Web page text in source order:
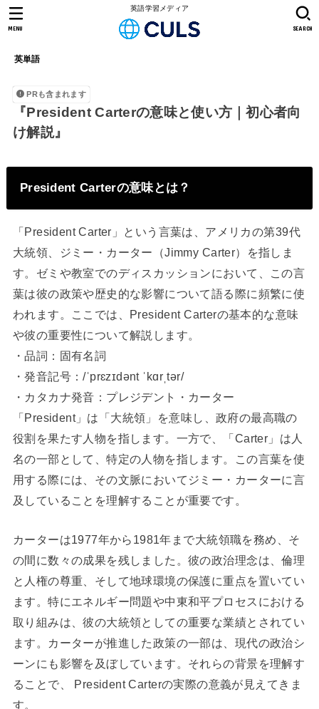
英語学習メディア
英単語
SEARCH
MENU
PRも含まれます
『President Carterの意味と使い方｜初心者向
け解説』
President Carterの意味とは？
「President Carter」という言葉は、アメリカの第39代
大統領、ジミー・カーター（Jimmy Carter）を指しま
す。ゼミや教室でのディスカッションにおいて、この言
葉は彼の政策や歴史的な影響について語る際に頻繁に使
われます。ここでは、President Carterの基本的な意味
や彼の重要性について解説します。
・品詞：固有名詞
・発音記号：/ˈprɛzɪdənt ˈkɑrˌtər/
・カタカナ発音：プレジデント・カーター
「President」は「大統領」を意味し、政府の最高職の
役割を果たす人物を指します。一方で、「Carter」は人
名の一部として、特定の人物を指します。この言葉を使
用する際には、その文脈においてジミー・カーターに言
及していることを理解することが重要です。
カーターは1977年から1981年まで大統領職を務め、そ
の間に数々の成果を残しました。彼の政治理念は、倫理
と人権の尊重、そして地球環境の保護に重点を置いてい
ます。特にエネルギー問題や中東和平プロセスにおける
取り組みは、彼の大統領としての重要な業績とされてい
ます。カーターが推進した政策の一部は、現代の政治シ
ーンにも影響を及ぼしています。それらの背景を理解す
ることで、 President Carterの実際の意義が見えてきま
す。